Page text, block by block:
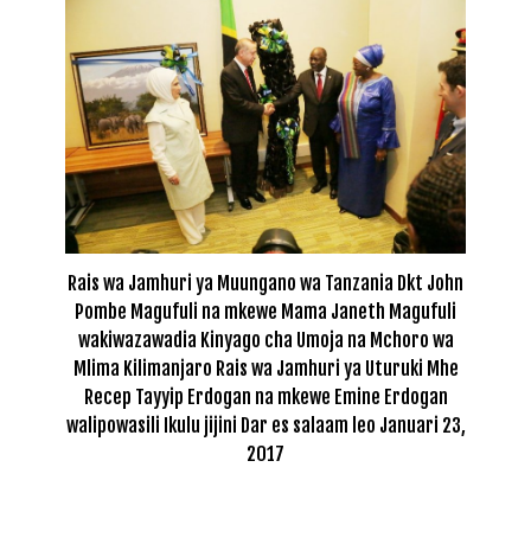
Rais wa Jamhuri ya Muungano wa Tanzania Dkt John
Pombe Magufuli na mkewe Mama Janeth Magufuli
wakiwazawadia Kinyago cha Umoja na Mchoro wa
Mlima Kilimanjaro Rais wa Jamhuri ya Uturuki Mhe
Recep Tayyip Erdogan na mkewe Emine Erdogan
walipowasili Ikulu jijini Dar es salaam leo Januari 23,
2017